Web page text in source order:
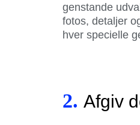
genstande
fotos, detaljer
hver specielle
2. Afgiv